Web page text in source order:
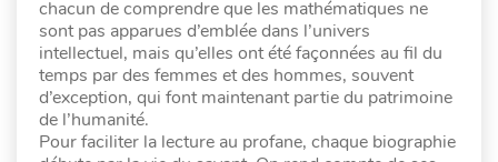
chacun de comprendre que les mathématiques ne
sont pas apparues d’emblée dans l’univers
intellectuel, mais qu’elles ont été façonnées au fil du
temps par des femmes et des hommes, souvent
d’exception, qui font maintenant partie du patrimoine
de l’humanité.
Pour faciliter la lecture au profane, chaque biographie